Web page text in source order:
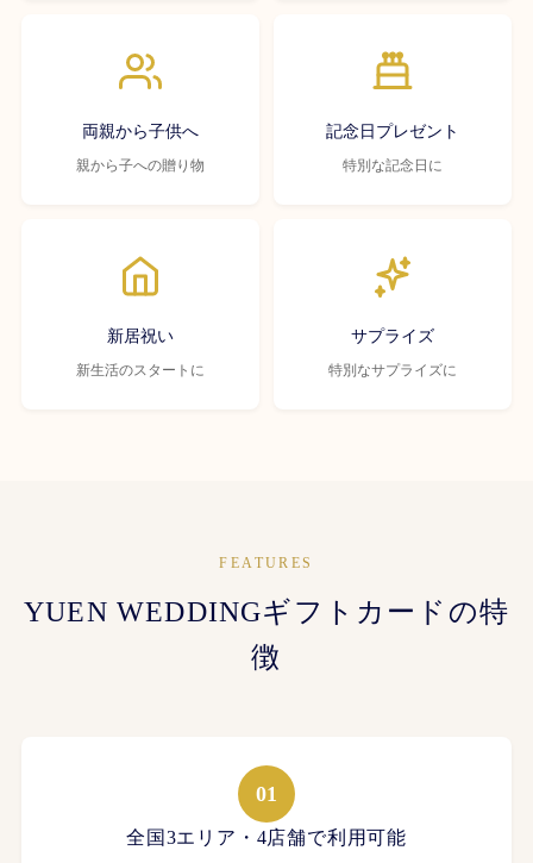
両親から子供へ
親から子への贈り物
記念日プレゼント
特別な記念日に
新居祝い
新生活のスタートに
サプライズ
特別なサプライズに
FEATURES
YUEN WEDDINGギフトカードの特
徴
01
全国3エリア・4店舗で利用可能